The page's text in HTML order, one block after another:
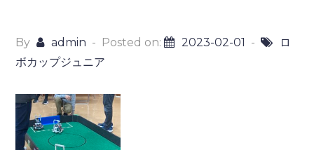
By admin Posted on: 2023-02-01
ロ
ボカップジュニア